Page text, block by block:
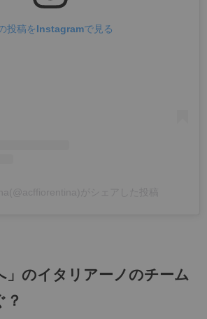
投稿をInstagramで見る
」のイタリアーノのチーム
？